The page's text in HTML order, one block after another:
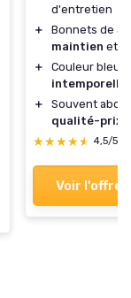
d'entretien
＋
Bonnets de
maintien et
＋
Couleur bleu
intemporelle
＋
Souvent
qualité-prix
★★★★★
★★★★★ 4,5/5
Voir l'offre